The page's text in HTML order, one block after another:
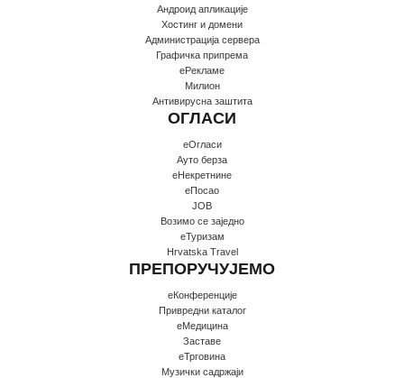
Андроид апликације
Хостинг и домени
Администрација сервера
Графичка припрема
еРекламе
Милион
Антивирусна заштита
ОГЛАСИ
еОгласи
Ауто берза
еНекретнине
еПосао
JOB
Возимо се заједно
еТуризам
Hrvatska Travel
ПРЕПОРУЧУЈЕМО
еКонференције
Привредни каталог
еМедицина
Заставе
еТрговина
Музички садржаји